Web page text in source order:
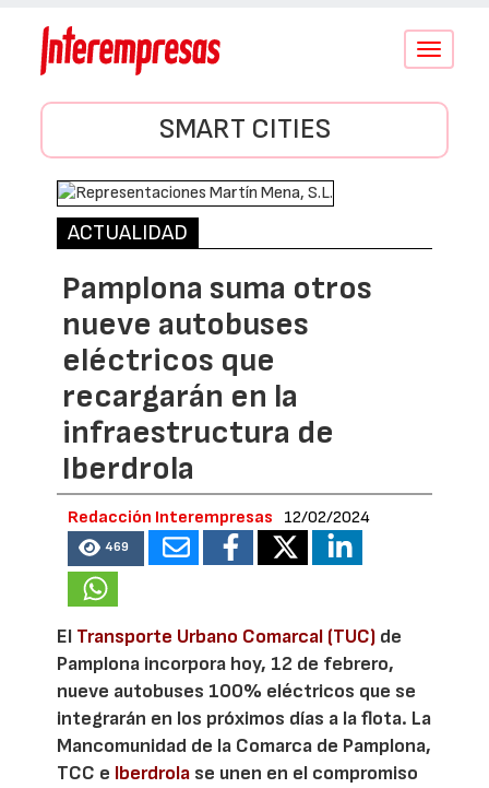
Conmutar
SMART CITIES
ACTUALIDAD
Pamplona suma otros
nueve autobuses
eléctricos que
recargarán en la
infraestructura de
Iberdrola
Redacción Interempresas 12/02/2024
469
El Transporte Urbano Comarcal (TUC) de
Pamplona incorpora hoy, 12 de febrero,
nueve autobuses 100% eléctricos que se
integrarán en los próximos días a la flota. La
Mancomunidad de la Comarca de Pamplona,
TCC e Iberdrola se unen en el compromiso